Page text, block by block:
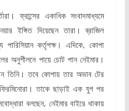
ফ্রান্সের একাধিক সংবাদমাধ্যমে
ইঙ্গিত দিয়েছেন তারা। ব্রাজিল
কর্তৃপক্ষ। এদিকে, কোপা
অনুশীলনে পায়ে চোট পান নেইমার।
তিনি। তবে কোপায় তার অভাব টের
ফিরমিনোরা। তাকে ছাড়াই এক যুগ পর
বলছেন, নেইমার বাইরে থাকায়